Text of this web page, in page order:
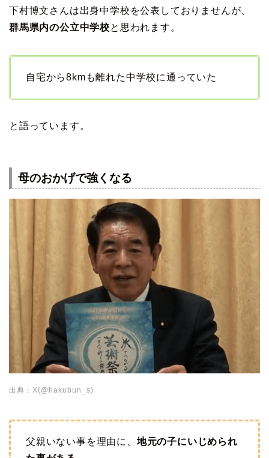
下村博文さんは出身中学校を公表しておりませんが、
群馬県内の公立中学校と思われます。
自宅から8kmも離れた中学校に通っていた
と語っています。
母のおかげで強くなる
出典：X(@hakubun_s)
父親いない事を理由に、 地元の子にいじめられ